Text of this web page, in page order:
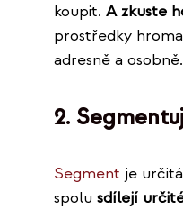
koupit. A zkuste
prostředky
adresně a osobně.
2.
Segment je
spolu sdílejí